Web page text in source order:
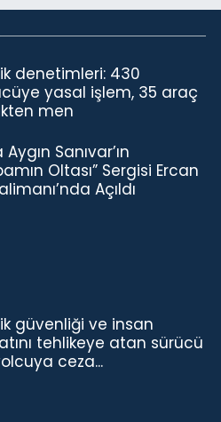
denetimleri: 430
yasal işlem, 35 araç
men
Aygın Sanıvar’ın
Oltası” Sergisi Ercan
Açıldı
güvenliği ve insan
tehlikeye atan sürücü
ceza...